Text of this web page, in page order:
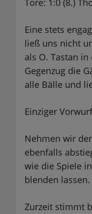
Tore: 1:0 (8.)
Eine stets
ließ uns nicht
als O. Tastan
Gegenzug die
alle Bälle und
Einziger
Nehmen wir
ebenfalls
wie die Spiele
blenden lassen.
Zurzeit stimmt